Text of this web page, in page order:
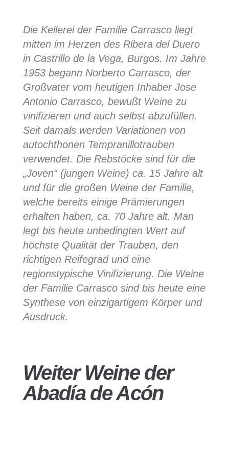
Die Kellerei der Familie Carrasco liegt
mitten im Herzen des Ribera del Duero
in Castrillo de la Vega, Burgos. Im Jahre
1953 begann Norberto Carrasco, der
Großvater vom heutigen Inhaber Jose
Antonio Carrasco, bewußt Weine zu
vinifizieren und auch selbst abzufüllen.
Seit damals werden Variationen von
autochthonen Tempranillotrauben
verwendet. Die Rebstöcke sind für die
„Joven“ (jungen Weine) ca. 15 Jahre alt
und für die großen Weine der Familie,
welche bereits einige Prämierungen
erhalten haben, ca. 70 Jahre alt. Man
legt bis heute unbedingten Wert auf
höchste Qualität der Trauben, den
richtigen Reifegrad und eine
regionstypische Vinifizierung. Die Weine
der Familie Carrasco sind bis heute eine
Synthese von einzigartigem Körper und
Ausdruck.
Weiter Weine der
Abadía de Acón